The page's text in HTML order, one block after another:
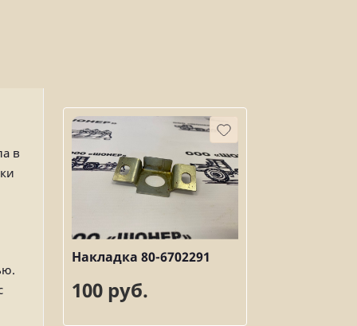
в
Накладка 80-6702291
100 руб.